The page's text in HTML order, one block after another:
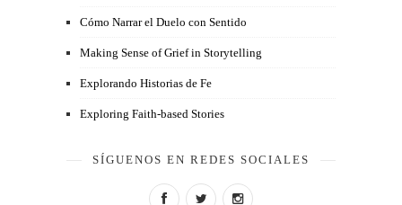
Cómo Narrar el Duelo con Sentido
Making Sense of Grief in Storytelling
Explorando Historias de Fe
Exploring Faith-based Stories
SÍGUENOS EN REDES SOCIALES